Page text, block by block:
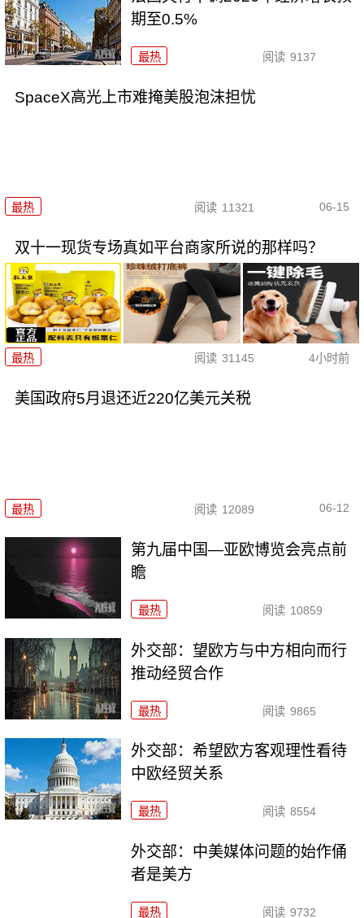
期至0.5%
最热 阅读 9137
SpaceX高光上市难掩美股泡沫担忧
最热 阅读 11321 06-15
双十一现货专场真如平台商家所说的那样吗？
最热 阅读 31145 4小时前
美国政府5月退还近220亿美元关税
最热 阅读 12089 06-12
第九届中国—亚欧博览会亮点前
瞻
最热 阅读 10859
外交部：望欧方与中方相向而行
推动经贸合作
最热 阅读 9865
外交部：希望欧方客观理性看待
中欧经贸关系
最热 阅读 8554
外交部：中美媒体问题的始作俑
者是美方
最热 阅读 9732